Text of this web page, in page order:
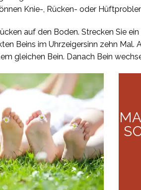
Knie-, Rücken- oder
auf den Boden. Strecken Sie
Beins im Uhrzeigersinn zehn Mal.
gleichen Bein. Danach Bein